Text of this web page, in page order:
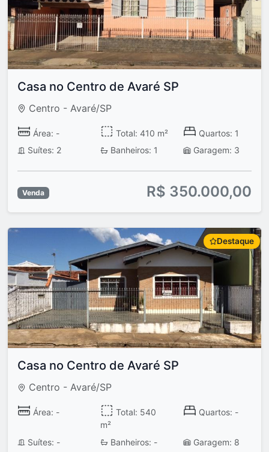
Casa no Centro de Avaré SP
Centro - Avaré/SP
Área: - Total: 410 m²
Quartos: 1
Suítes: 2
Banheiros: 1 Garagem: 3
Venda R$ 350.000,00
Destaque
Casa no Centro de Avaré SP
Centro - Avaré/SP
Área: -
Total: 540
m²
Quartos: -
Suítes: - Banheiros: - Garagem: 8